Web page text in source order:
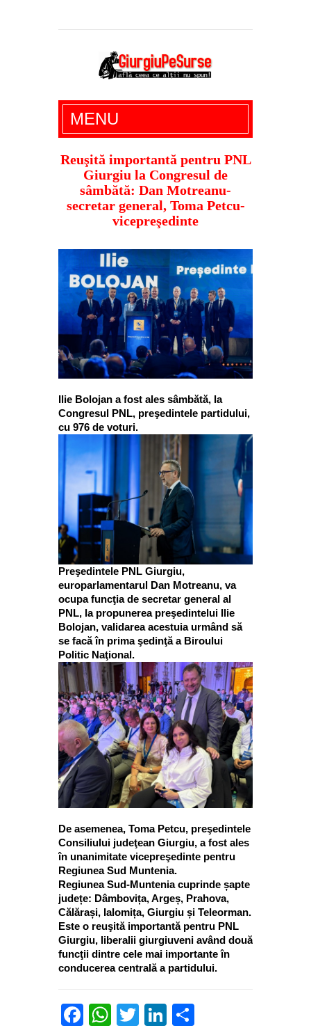
Giurgiu Pe Surse – actualitate giurgiu,
administratie giurgiu, stiri politice, social
economic, editoriale giurgiu, dezvaluiri,
soc, cancan, stiri locale
MENU
Reuşită importantă pentru PNL
Giurgiu la Congresul de
sâmbătă: Dan Motreanu-
secretar general, Toma Petcu-
vicepreşedinte
Ilie Bolojan a fost ales sâmbătă, la
Congresul PNL, preşedintele partidului,
cu 976 de voturi.
Preşedintele PNL Giurgiu,
europarlamentarul Dan Motreanu, va
ocupa funcţia de secretar general al
PNL, la propunerea preşedintelui Ilie
Bolojan, validarea acestuia urmând să
se facă în prima şedinţă a Biroului
Politic Naţional.
De asemenea, Toma Petcu, preşedintele
Consiliului judeţean Giurgiu, a fost ales
în unanimitate vicepreşedinte pentru
Regiunea Sud Muntenia.
Regiunea Sud-Muntenia cuprinde șapte
județe: Dâmbovița, Argeș, Prahova,
Călărași, Ialomița, Giurgiu și Teleorman.
Este o reuşită importantă pentru PNL
Giurgiu, liberalii giurgiuveni având două
funcţii dintre cele mai importante în
conducerea centrală a partidului.
Facebook
WhatsApp
TwitterLinkedIn